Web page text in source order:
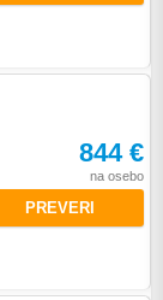
844 €
na osebo
PREVERI